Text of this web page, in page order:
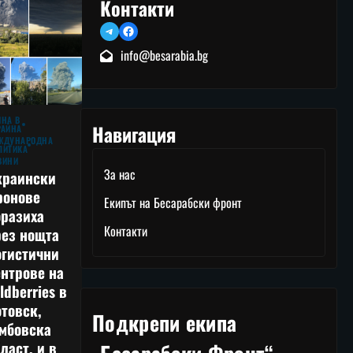
В
нощта
на
в
и в
Контакти
TelegramFacebook
info@besarabia.bg
Навигация
За нас
Екипът на Бесарабски фронт
Контакти
Подкрепи екипа